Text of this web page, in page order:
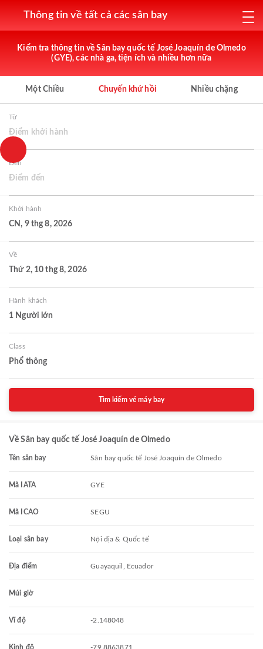
Thông tin về tất cả các sân bay
Kiểm tra thông tin về Sân bay quốc tế José Joaquín de Olmedo
(GYE), các nhà ga, tiện ích và nhiều hơn nữa
Một Chiều Chuyến khứ hồi Nhiều chặng
Từ
Điểm khởi hành
Đến
Điểm đến
Khởi hành
CN, 9 thg 8, 2026
Về
Thứ 2, 10 thg 8, 2026
Hành khách
1 Người lớn
Class
Phổ thông
Tìm kiếm vé máy bay
Về Sân bay quốc tế José Joaquín de Olmedo
Tên sân bay Sân bay quốc tế José Joaquín de Olmedo
Mã IATA GYE
Mã ICAO SEGU
Loại sân bay Nội địa & Quốc tế
Địa điểm Guayaquil, Ecuador
Múi giờ
Vĩ độ -2.148048
Kinh độ -79.8863871